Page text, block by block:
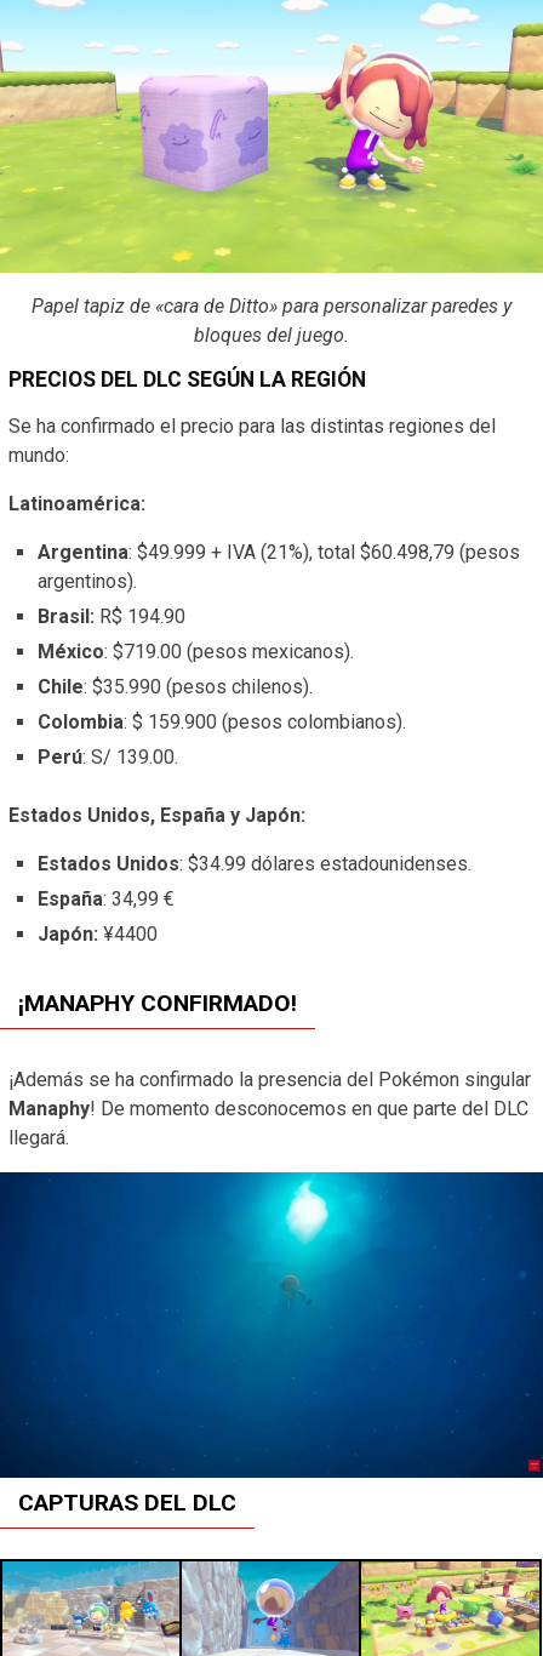
Papel tapiz de «cara de Ditto» para personalizar paredes y
bloques del juego.
PRECIOS DEL DLC SEGÚN LA REGIÓN
Se ha confirmado el precio para las distintas regiones del
mundo:
Latinoamérica:
Argentina: $49.999 + IVA (21%), total $60.498,79 (pesos
argentinos).
Brasil: R$ 194.90
México: $719.00 (pesos mexicanos).
Chile: $35.990 (pesos chilenos).
Colombia: $ 159.900 (pesos colombianos).
Perú: S/ 139.00.
Estados Unidos, España y Japón:
Estados Unidos: $34.99 dólares estadounidenses.
España: 34,99 €
Japón: ¥4400
¡MANAPHY CONFIRMADO!
¡Además se ha confirmado la presencia del Pokémon singular
Manaphy! De momento desconocemos en que parte del DLC
llegará.
CAPTURAS DEL DLC